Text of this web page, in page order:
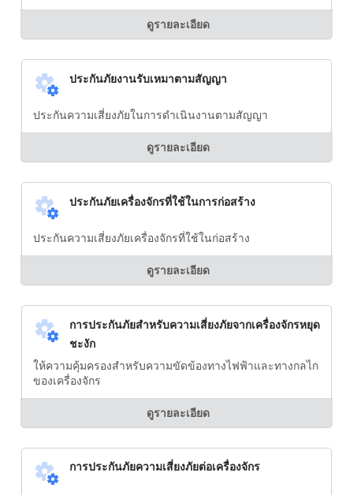
ดูรายละเอียด
ประกันภัยงานรับเหมาตามสัญญา
ประกันความเสี่ยงภัยในการดำเนินงานตามสัญญา
ดูรายละเอียด
ประกันภัยเครื่องจักรที่ใช้ในการก่อสร้าง
ประกันความเสี่ยงภัยเครื่องจักรที่ใช้ในก่อสร้าง
ดูรายละเอียด
การประกันภัยสำหรับความเสี่ยงภัยจากเครื่องจักรหยุด
ชะงัก
ให้ความคุ้มครองสำหรับความขัดข้องทางไฟฟ้าและทางกลไก
ของเครื่องจักร
ดูรายละเอียด
การประกันภัยความเสี่ยงภัยต่อเครื่องจักร